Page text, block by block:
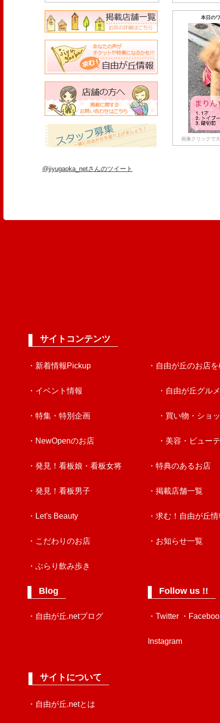
本日の
画像クリックで
@jiyugaoka_netさんのツイート
サイトコンテンツ
・新着情報Pickup
・イベント情報
・特集・特別企画
・NewOpenのお店
・発見！看板娘・看板女将
・発見！看板男子
・Let's Beauty
・こだわりのお店
・ぶらり飲み歩き
Blog
・自由が丘.netブログ
・自由が丘のお店
・自由が丘グルメ
・買い物・ショ
・美容・ビュー
・特典のあるお店
・掲載店舗一覧
・求む！自由が丘
・お知らせ一覧
Follow us !!
・Twitter ・
Instagram
サイトについて
・自由が丘.netとは